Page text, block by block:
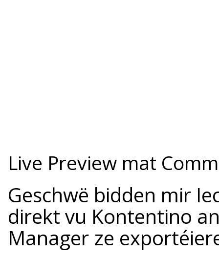
Live Preview mat
Geschwë bidden mir
direkt vu Kontentino
Manager ze